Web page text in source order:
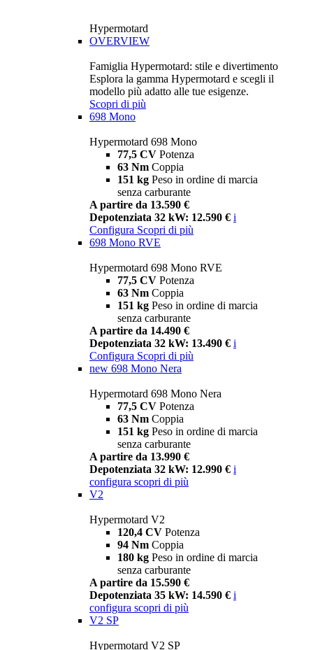
Hypermotard
OVERVIEW
Famiglia Hypermotard: stile e divertimento
Esplora la gamma Hypermotard e scegli il
modello più adatto alle tue esigenze.
Scopri di più
698 Mono
Hypermotard 698 Mono
77,5 CV Potenza
63 Nm Coppia
151 kg Peso in ordine di marcia
senza carburante
A partire da 13.590 €
Depotenziata 32 kW: 12.590 € i
Configura Scopri di più
698 Mono RVE
Hypermotard 698 Mono RVE
77,5 CV Potenza
63 Nm Coppia
151 kg Peso in ordine di marcia
senza carburante
A partire da 14.490 €
Depotenziata 32 kW: 13.490 € i
Configura Scopri di più
new 698 Mono Nera
Hypermotard 698 Mono Nera
77,5 CV Potenza
63 Nm Coppia
151 kg Peso in ordine di marcia
senza carburante
A partire da 13.990 €
Depotenziata 32 kW: 12.990 € i
configura scopri di più
V2
Hypermotard V2
120,4 CV Potenza
94 Nm Coppia
180 kg Peso in ordine di marcia
senza carburante
A partire da 15.590 €
Depotenziata 35 kW: 14.590 € i
configura scopri di più
V2 SP
Hypermotard V2 SP